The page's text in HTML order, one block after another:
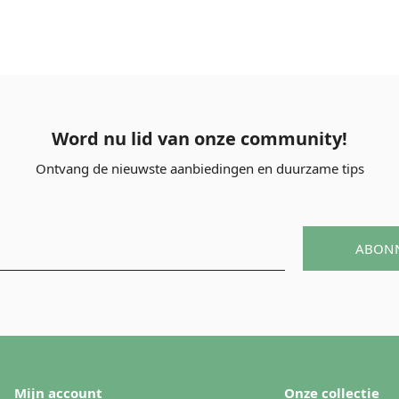
Word nu lid van onze community!
Ontvang de nieuwste aanbiedingen en duurzame tips
Mijn account Onze collectie